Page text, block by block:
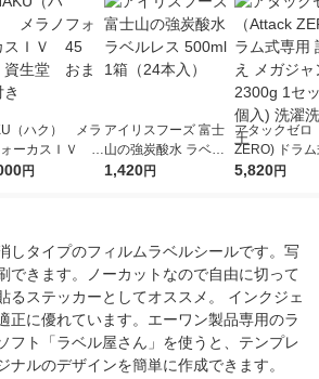
（ハク） メラ
ォーカスＩＶ 4
生堂 おまけ
円
アイリスフーズ 富士
山の強炭酸水 ラベル
レス 500ml 1箱（24
1,420円
アタックゼロ
ZERO) ドラ
詰め替え メガ
5,820円
しタイプのフィルムラベルシールです。写
できます。ノーカットなので自由に切って
るステッカーとしてオススメ。 インクジェ
正に優れています。エーワン製品専用のラ
フト「ラベル屋さん」を使うと、テンプレ
ナルのデザインを簡単に作成できます。